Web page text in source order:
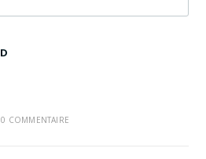
0 COMMENTAIRE